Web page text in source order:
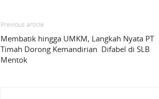
Previous article
Membatik hingga UMKM, Langkah Nyata PT
Timah Dorong Kemandirian Difabel di SLB
Mentok